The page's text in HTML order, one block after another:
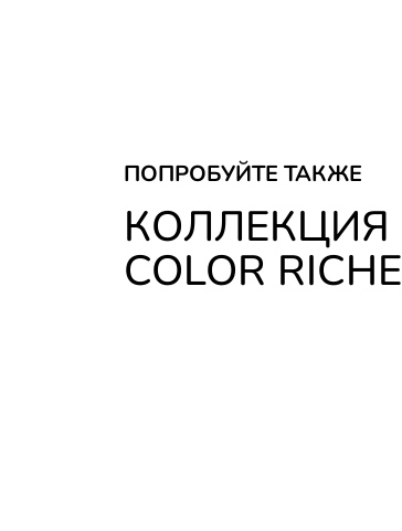
КОЛЛЕКЦИЯ
COLOR RICHE
ПОПРОБУЙТЕ ТАКЖЕ